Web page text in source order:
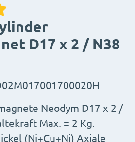
D17 x 2 / N38
Neodym D17 x 2 /
Max. = 2 Kg.
(Ni+Cu+Ni) Axiale